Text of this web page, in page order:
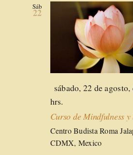
Sáb
22
Destacado
sábado, 22 de
hrs.
Curso de Mindfulness
Centro Budista Roma
CDMX, Mexico